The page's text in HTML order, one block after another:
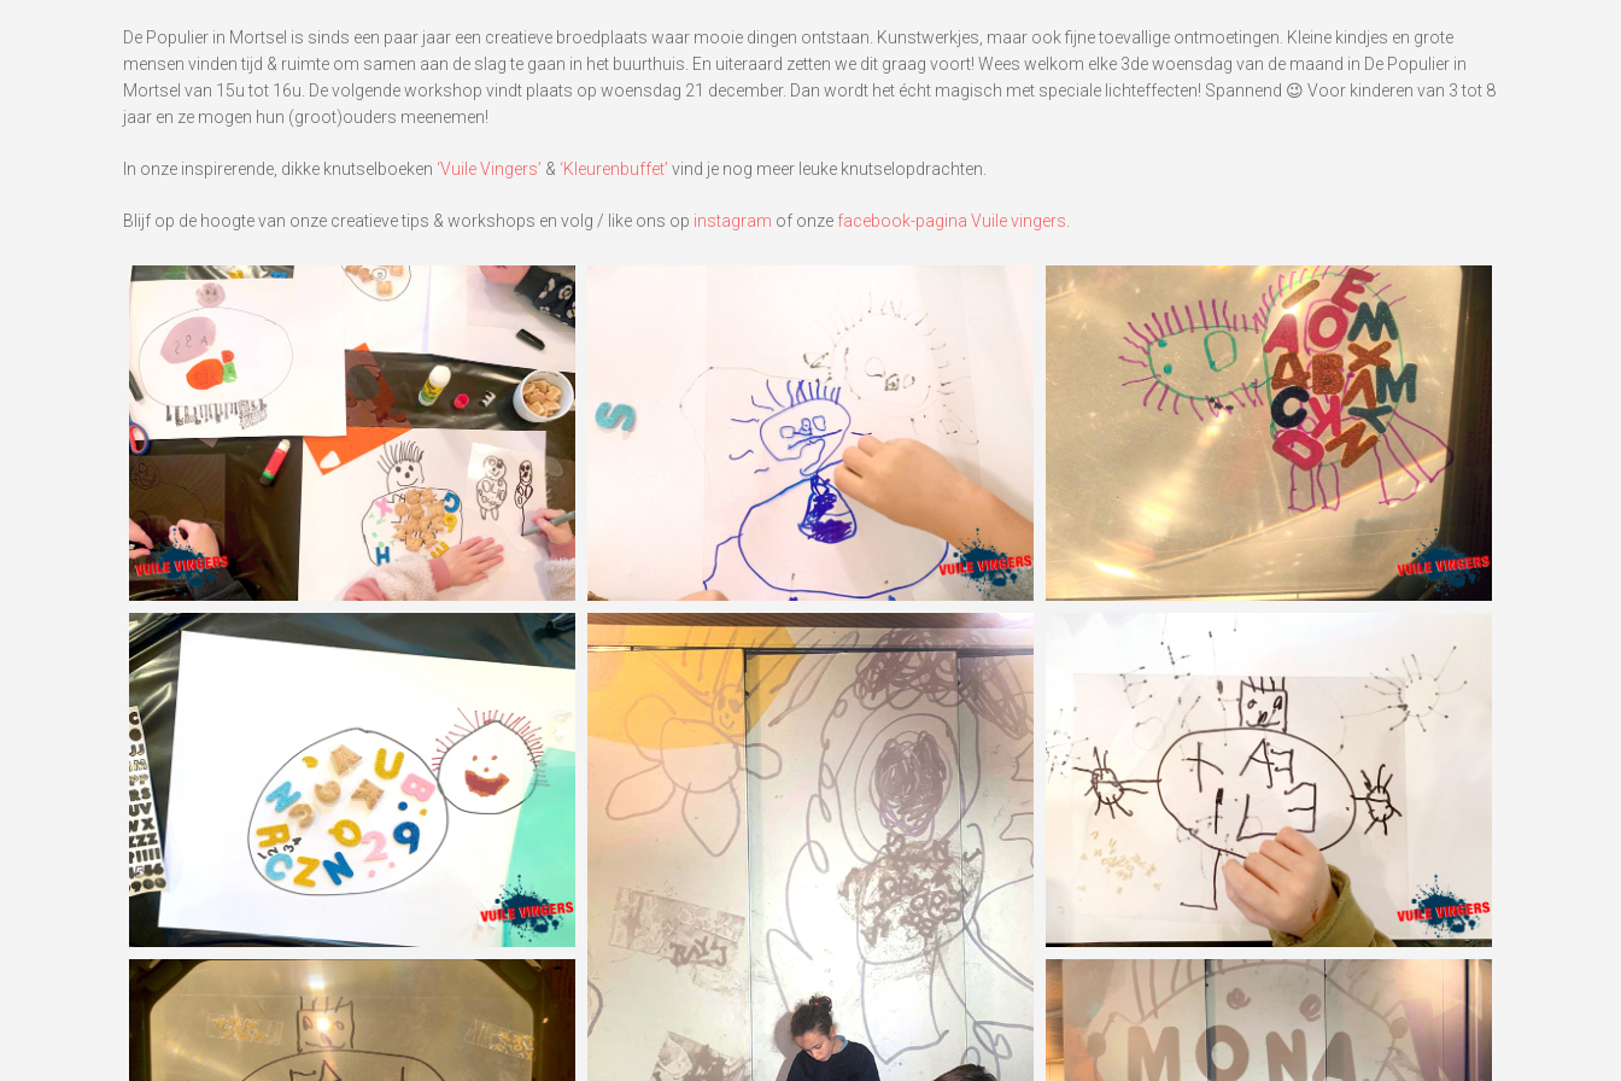
De Populier in Mortsel is sinds een paar jaar een creatieve broedplaats waar mooie dingen ontstaan. Kunstwerkjes, maar ook fijne toevallige ontmoetingen. Kleine kindjes en grote
mensen vinden tijd & ruimte om samen aan de slag te gaan in het buurthuis. En uiteraard zetten we dit graag voort! Wees welkom elke 3de woensdag van de maand in De Populier in
Mortsel van 15u tot 16u. De volgende workshop vindt plaats op woensdag 21 december. Dan wordt het écht magisch met speciale lichteffecten! Spannend 😉 Voor kinderen van 3 tot 8
jaar en ze mogen hun (groot)ouders meenemen!
In onze inspirerende, dikke knutselboeken ‘Vuile Vingers’ & ‘Kleurenbuffet’ vind je nog meer leuke knutselopdrachten.
Blijf op de hoogte van onze creatieve tips & workshops en volg / like ons op instagram of onze facebook-pagina Vuile vingers